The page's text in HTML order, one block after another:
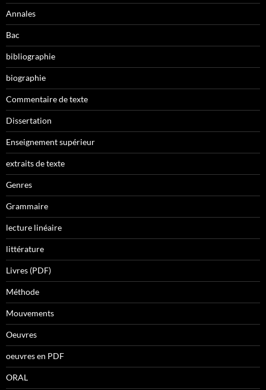
Annales
Bac
bibliographie
biographie
Commentaire de texte
Dissertation
Enseignement supérieur
extraits de texte
Genres
Grammaire
lecture linéaire
littérature
Livres (PDF)
Méthode
Mouvements
Oeuvres
oeuvres en PDF
ORAL